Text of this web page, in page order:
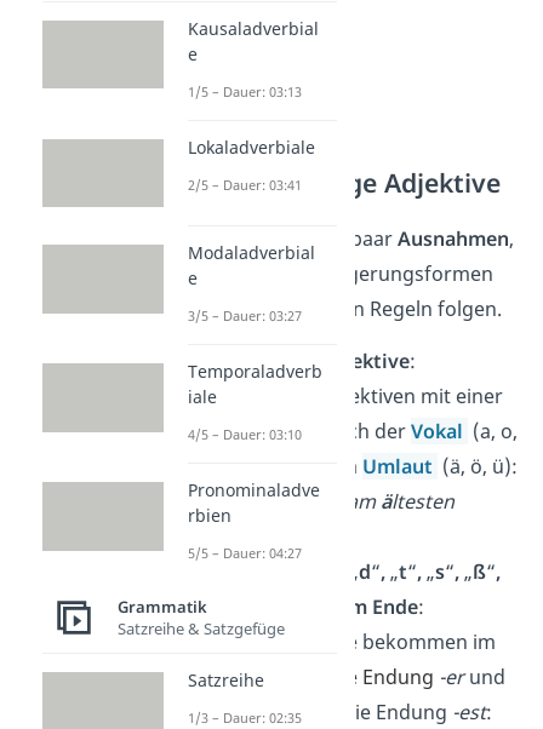
Unregelmäßige Adjektive
Es gibt jedoch ein paarAusnahmen,
bei denen die Steigerungsformen
nicht den normalen Regeln folgen.
Einsilbige Adjektive:
Bei kurzen Adjektiven mit einer
Silbe ändert sich derVokal (a, o,
u) oft zu einem Umlaut (ä, ö, ü):
alt →älter → amältesten
„d“,„t“,„s“,„ß“,
am Ende:
Diese Adjektive bekommen im
Komparativ
die Endung -erund
im Superlativ die Endung -est:
Kausaladverbial
e
1/5 – Dauer: 03:13
Lokaladverbiale
2/5 – Dauer: 03:41
Modaladverbial
e
3/5 – Dauer: 03:27
Temporaladverb
iale
4/5 – Dauer: 03:10
Pronominaladve
rbien
5/5 – Dauer: 04:27
Grammatik
Satzreihe & Satzgefüge
Satzreihe
1/3 – Dauer: 02:35